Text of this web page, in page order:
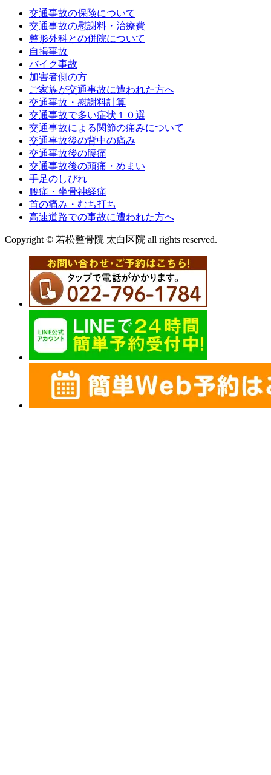
交通事故の保険について
交通事故の慰謝料・治療費
整形外科との併院について
自損事故
バイク事故
加害者側の方
ご家族が交通事故に遭われた方へ
交通事故・慰謝料計算
交通事故で多い症状１０選
交通事故による関節の痛みについて
交通事故後の背中の痛み
交通事故後の腰痛
交通事故後の頭痛・めまい
手足のしびれ
腰痛・坐骨神経痛
首の痛み・むち打ち
高速道路での事故に遭われた方へ
Copyright © 若松整骨院 太白区院 all rights reserved.